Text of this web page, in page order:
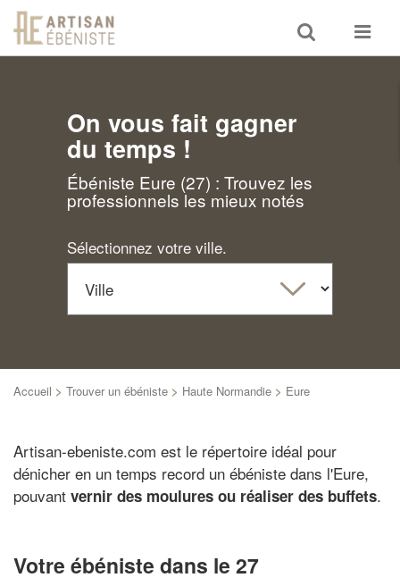
Toggle
search
Toggle
On vous fait gagner
du temps !
Ébéniste Eure (27) : Trouvez les
professionnels les mieux notés
Sélectionnez votre ville.
Accueil > Trouver un ébéniste > Haute Normandie > Eure
Artisan-ebeniste.com est le répertoire idéal pour
dénicher en un temps record un ébéniste dans l'Eure,
pouvant vernir des moulures ou réaliser des buffets.
Votre ébéniste dans le 27